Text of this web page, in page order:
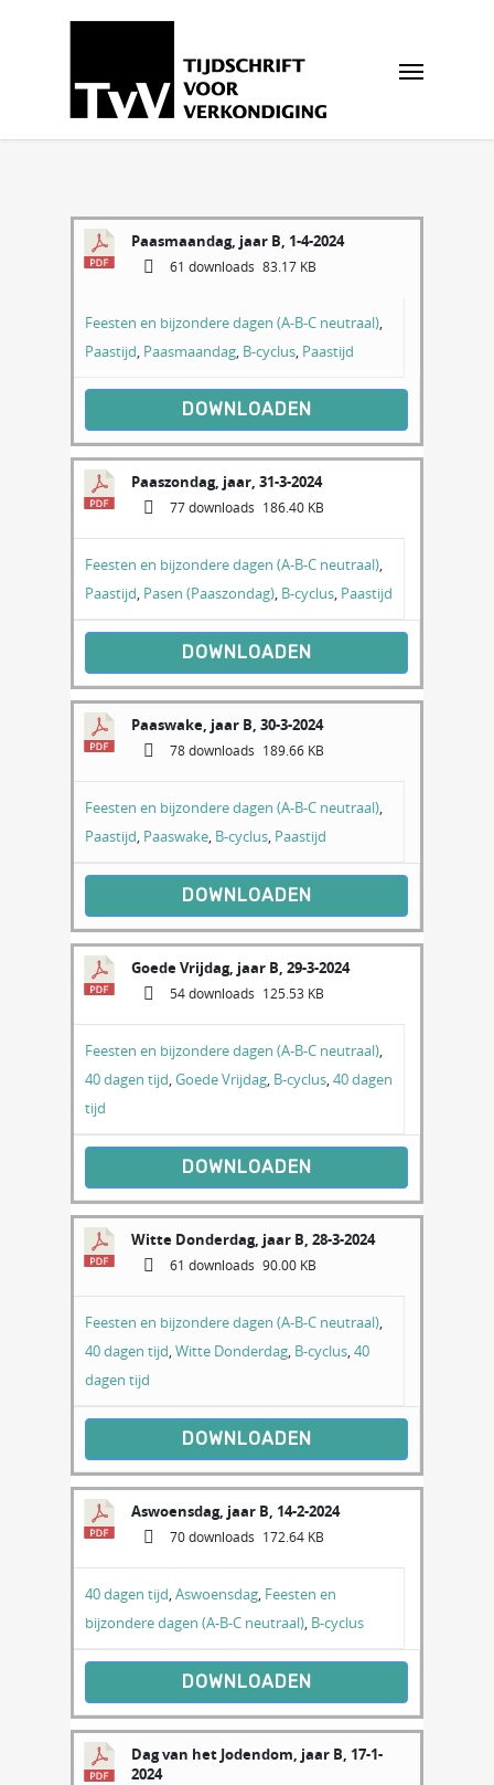
Paasmaandag, jaar B, 1-4-2024
61 downloads 83.17 KB
Feesten en bijzondere dagen (A-B-C neutraal),
Paastijd, Paasmaandag, B-cyclus, Paastijd
DOWNLOADEN
Paaszondag, jaar, 31-3-2024
77 downloads 186.40 KB
Feesten en bijzondere dagen (A-B-C neutraal),
Paastijd, Pasen (Paaszondag), B-cyclus, Paastijd
DOWNLOADEN
Paaswake, jaar B, 30-3-2024
78 downloads 189.66 KB
Feesten en bijzondere dagen (A-B-C neutraal),
Paastijd, Paaswake, B-cyclus, Paastijd
DOWNLOADEN
Goede Vrijdag, jaar B, 29-3-2024
54 downloads 125.53 KB
Feesten en bijzondere dagen (A-B-C neutraal),
40 dagen tijd,Goede Vrijdag, B-cyclus,40 dagen
tijd
DOWNLOADEN
Witte Donderdag, jaar B, 28-3-2024
61 downloads 90.00 KB
Feesten en bijzondere dagen (A-B-C neutraal),
40 dagen tijd,Witte Donderdag, B-cyclus,40
dagen tijd
DOWNLOADEN
Aswoensdag, jaar B, 14-2-2024
70 downloads 172.64 KB
40 dagen tijd,Aswoensdag, Feesten en
bijzondere dagen (A-B-C neutraal), B-cyclus
DOWNLOADEN
Dag van het Jodendom, jaar B, 17-1-
2024